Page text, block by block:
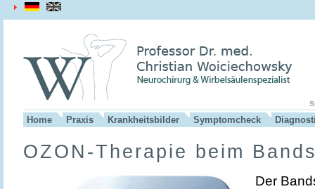
Home Praxis Krankheitsbilder Symptomcheck
OZON-Therapie beim
Der